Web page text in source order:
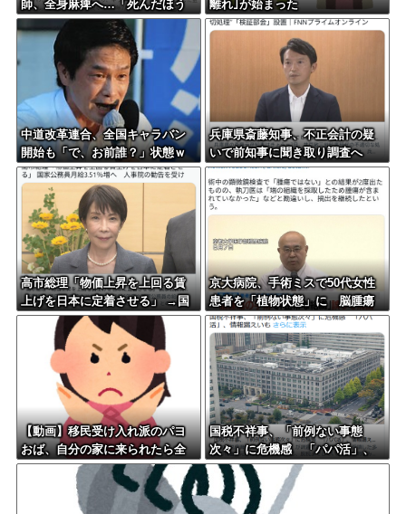
師、全身麻痺へ…「死んだほう
が良かった」
離れ｣が始まった
中道改革連合、全国キャラバン
開始も「で、お前誰？」状態ｗ
ｗｗｗｗ
兵庫県斎藤知事、不正会計の疑
いで前知事に聞き取り調査へ
高市総理「物価上昇を上回る賃
上げを日本に定着させる」 →国
家公務員月給3.51％増へ 人事院
の勧告を受け
京大病院、手術ミスで50代女性
患者を「植物状態」に 脳腫瘍
摘出手術で腫瘍の無い部位を摘
出してしまう
【動画】移民受け入れ派のパヨ
おば、自分の家に来られたら全
力で拒否るｗｗｗｗｗｗｗｗｗ
国税不祥事、「前例ない事態
次々」に危機感 「パパ活」、
情報漏えいも